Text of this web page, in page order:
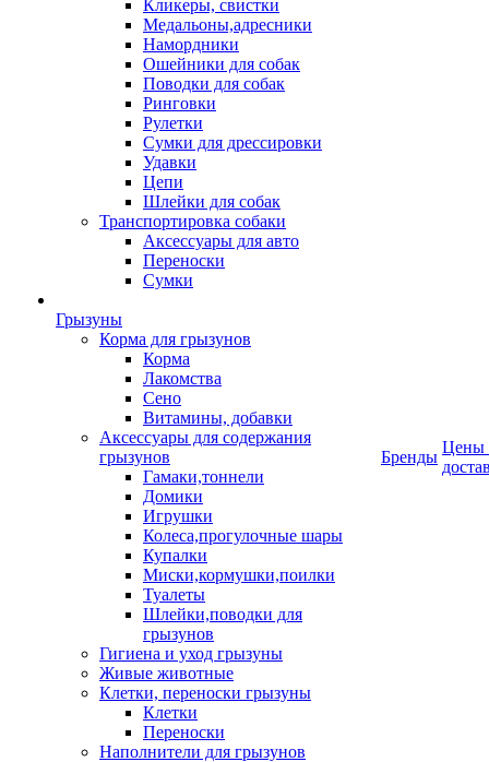
Кликеры, свистки
Медальоны,адресники
Намордники
Ошейники для собак
Поводки для собак
Ринговки
Рулетки
Сумки для дрессировки
Удавки
Цепи
Шлейки для собак
Транспортировка собаки
Аксессуары для авто
Переноски
Сумки
Грызуны
Корма для грызунов
Корма
Лакомства
Сено
Витамины, добавки
Аксессуары для содержания
грызунов
Гамаки,тоннели
Домики
Игрушки
Колеса,прогулочные шары
Купалки
Миски,кормушки,поилки
Туалеты
Шлейки,поводки для
грызунов
Гигиена и уход грызуны
Живые животные
Клетки, переноски грызуны
Клетки
Переноски
Наполнители для грызунов
Бренды
Цены